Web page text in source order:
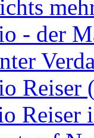
- der
Reiser
Reiser